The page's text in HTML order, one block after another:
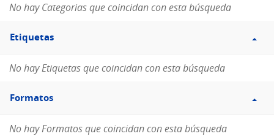
No hay Categorias que coincidan con esta búsqueda
Filtro
Etiquetas
Etiquetas
No hay Etiquetas que coincidan con esta búsqueda
Filtro
Formatos
Formatos
No hay Formatos que coincidan con esta búsqueda